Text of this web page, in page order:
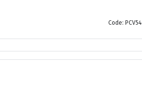
Code: PCV54